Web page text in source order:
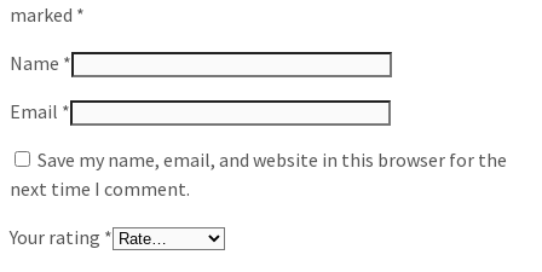
marked *
Name *
Email *
Save my name, email, and website in this browser for the
next time I comment.
Your rating *